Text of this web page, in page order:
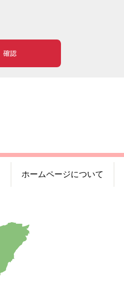
確認
ホームページについて